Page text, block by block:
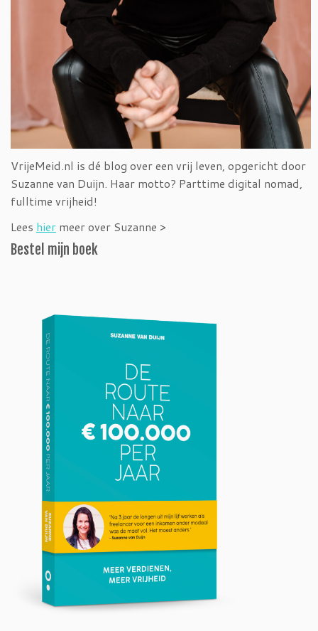
VrijeMeid.nl is dé blog over een vrij leven, opgericht door
Suzanne van Duijn. Haar motto? Parttime digital nomad,
fulltime vrijheid!
Lees hier meer over Suzanne >
Bestel mijn boek